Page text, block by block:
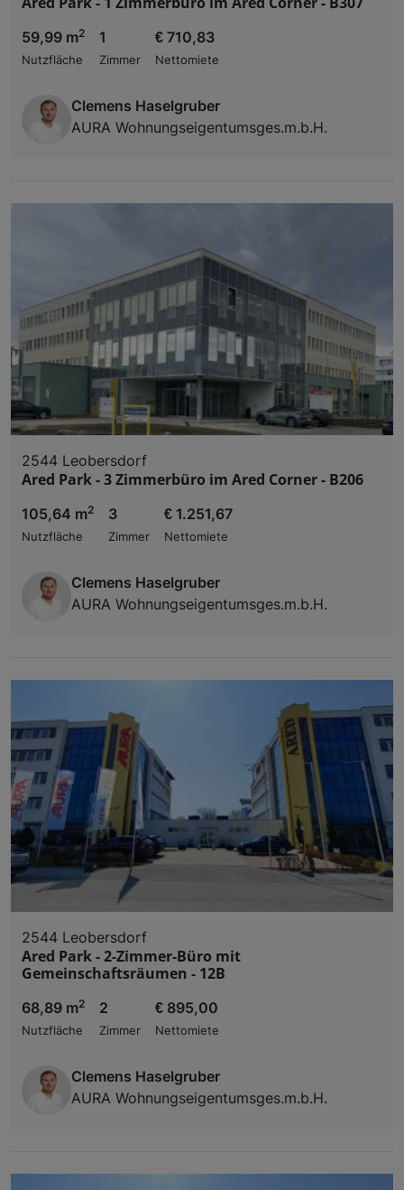
59,99 m2
Nutzfläche
1
Zimmer
€ 710,83
Nettomiete
Clemens Haselgruber
AURA Wohnungseigentumsges.m.b.H.
2544 Leobersdorf
Ared Park - 3 Zimmerbüro im Ared Corner - B206
105,64 m2
Nutzfläche
3
Zimmer
€ 1.251,67
Nettomiete
Clemens Haselgruber
AURA Wohnungseigentumsges.m.b.H.
2544 Leobersdorf
Ared Park - 2-Zimmer-Büro mit
Gemeinschaftsräumen - 12B
68,89 m2
Nutzfläche
2
Zimmer
€ 895,00
Nettomiete
Clemens Haselgruber
AURA Wohnungseigentumsges.m.b.H.